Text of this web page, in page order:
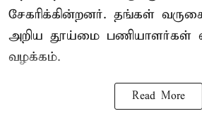
சேகரிக்கின்றனர். தங்கள்
அறிய தூய்மை பணியாளர்கள்
வழக்கம்.
Read More